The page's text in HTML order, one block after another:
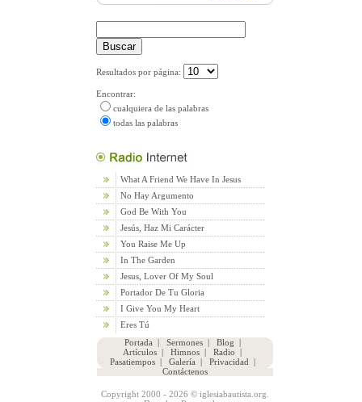
Resultados por página:
Encontrar:
cualquiera de las palabras
todas las palabras
What A Friend We Have In Jesus
No Hay Argumento
God Be With You
Jesús, Haz Mi Carácter
You Raise Me Up
In The Garden
Jesus, Lover Of My Soul
Portador De Tu Gloria
I Give You My Heart
Eres Tú
Portada | Sermones| Blog |
Artículos | Himnos | Radio |
Pasatiempos| Galería | Privacidad |
Contáctenos
Copyright 2000 - 2026 © iglesiabautista.org.